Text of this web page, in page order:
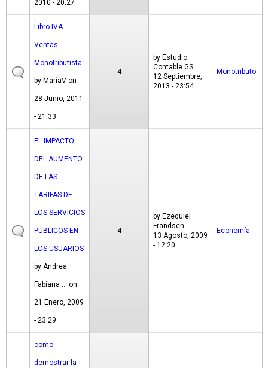
2010 - 20:27
Libro IVA
Ventas
Monotributista
by MaríaV on
28 Junio, 2011
- 21:33
4
by Estudio
Contable GS
12 Septiembre,
2013 - 23:54
Monotributo
EL IMPACTO
DEL AUMENTO
DE LAS
TARIFAS DE
LOS SERVICIOS
PUBLICOS EN
LOS USUARIOS
by Andrea
Fabiana ... on
21 Enero, 2009
- 23:29
4
by Ezequiel
Frandsen
13 Agosto, 2009
- 12:20
Economía
como
demostrar la